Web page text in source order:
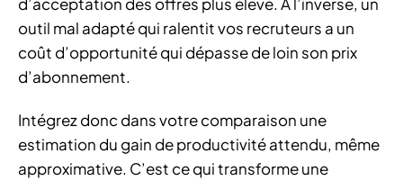
outil mal adapté qui ralentit vos recruteurs a un
coût d’opportunité qui dépasse de loin son prix
d’abonnement.
Intégrez donc dans votre comparaison une
estimation du gain de productivité attendu, même
approximative. C’est ce qui transforme une